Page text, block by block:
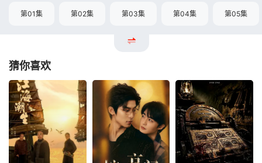
第01集 第02集 第03集 第04集 第05集
猜你喜欢